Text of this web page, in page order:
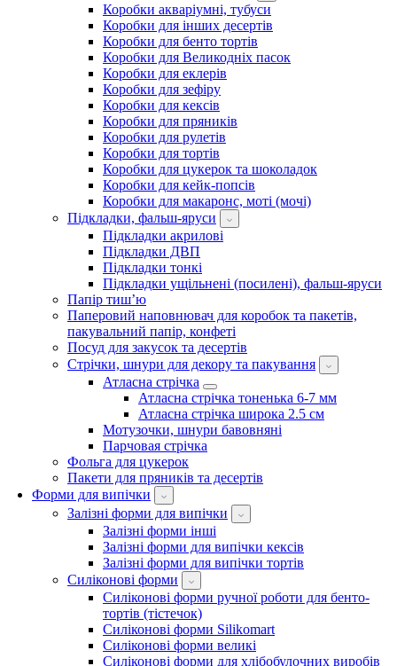
Коробки акваріумні, тубуси
Коробки для інших десертів
Коробки для бенто тортів
Коробки для Великодніх пасок
Коробки для еклерів
Коробки для зефіру
Коробки для кексів
Коробки для пряників
Коробки для рулетів
Коробки для тортів
Коробки для цукерок та шоколадок
Коробки для кейк-попсів
Коробки для макаронс, моті (мочі)
Підкладки, фальш-яруси
Підкладки акрилові
Підкладки ДВП
Підкладки тонкі
Підкладки ущільнені (посилені), фальш-яруси
Папір тиш’ю
Паперовий наповнювач для коробок та пакетів,
пакувальний папір, конфеті
Посуд для закусок та десертів
Стрічки, шнури для декору та пакування
Атласна стрічка
Атласна стрічка тоненька 6-7 мм
Атласна стрічка широка 2.5 см
Мотузочки, шнури бавовняні
Парчовая стрічка
Фольга для цукерок
Пакети для пряників та десертів
Форми для випічки
Залізні форми для випічки
Залізні форми інші
Залізні форми для випічки кексів
Залізні форми для випічки тортів
Силіконові форми
Силіконові форми ручної роботи для бенто-
тортів (тістечок)
Силіконові форми Silikomart
Силіконові форми великі
Силіконові форми для хлібобулочних виробів